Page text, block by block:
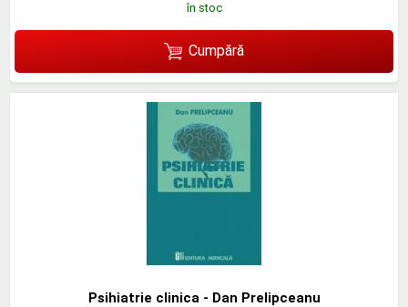
în stoc
Cumpără
Psihiatrie clinica - Dan Prelipceanu